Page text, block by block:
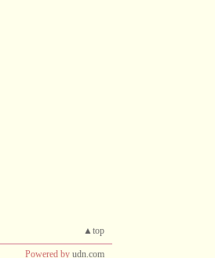
▲top
Powered by udn.com